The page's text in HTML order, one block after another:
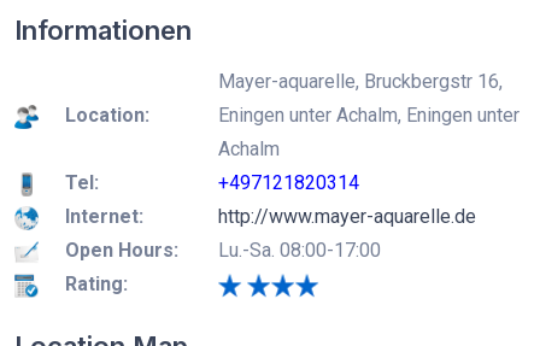
Informationen
Location:
Mayer-aquarelle, Bruckbergstr 16,
Eningen unter Achalm, Eningen unter
Achalm
Tel:
+497121820314
Internet:
http://www.mayer-aquarelle.de
Open Hours:
Lu.-Sa. 08:00-17:00
Rating: